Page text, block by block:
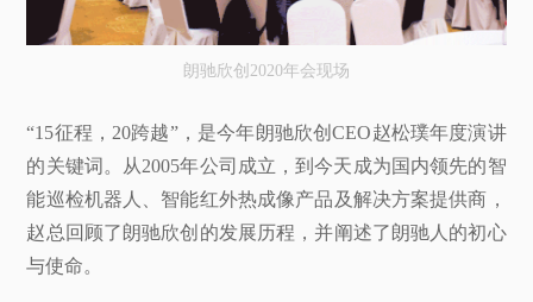
朗驰欣创2020年会现场
“15征程，20跨越”，是今年朗驰欣创CEO赵松璞年度演讲
的关键词。从2005年公司成立，到今天成为国内领先的智
能巡检机器人、智能红外热成像产品及解决方案提供商，
赵总回顾了朗驰欣创的发展历程，并阐述了朗驰人的初心
与使命。